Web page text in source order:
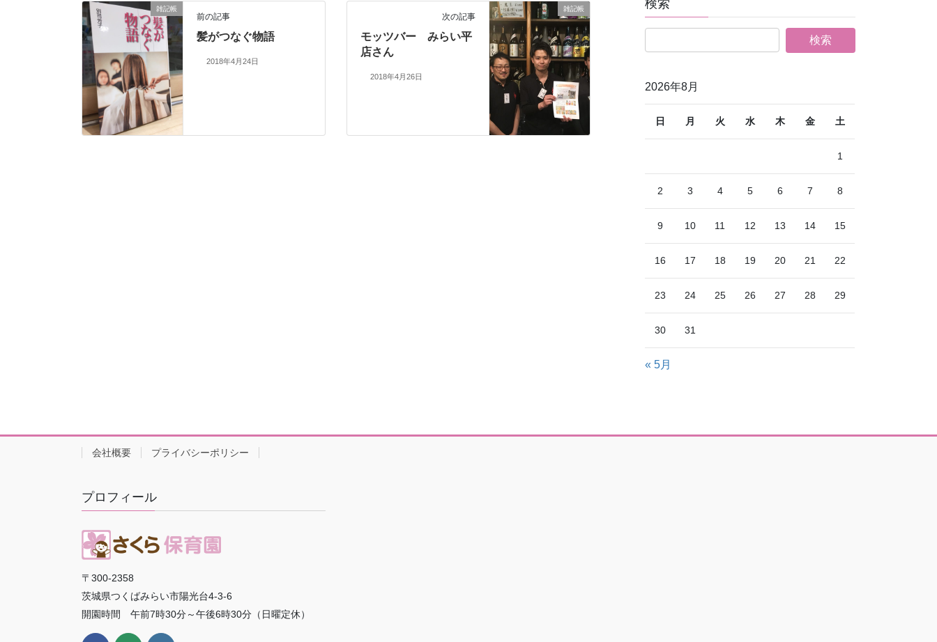
雑記帳
前の記事
髪がつなぐ物語
2018年4月24日
雑記帳
次の記事
モッツバー みらい平
店さん
2018年4月26日
検索
2026年8月
日 月 火 水 木 金 土
1
2 3 4 5 6 7 8
9 10 11 12 13 14 15
16 17 18 19 20 21 22
23 24 25 26 27 28 29
30 31
« 5月
会社概要 プライバシーポリシー
プロフィール
〒300-2358
茨城県つくばみらい市陽光台4-3-6
開園時間 午前7時30分～午後6時30分（日曜定休）